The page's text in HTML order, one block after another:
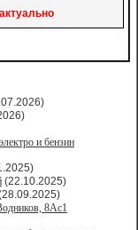
и бензин
(22.10.2025)
8Ас1